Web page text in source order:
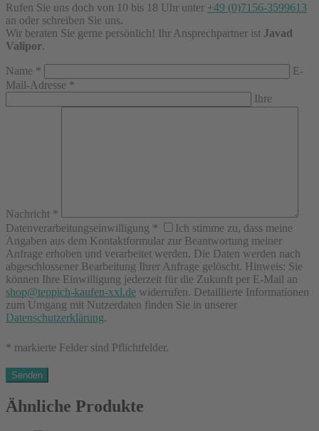
Rufen Sie uns doch von 10 bis 18 Uhr unter +49 (0)7156-3599613
an oder schreiben Sie uns.
Wir beraten Sie gerne persönlich! Ihr Ansprechpartner ist Javad
Valipor.
Name *
E-
Mail-Adresse *
Ihre
Nachricht *
Datenverarbeitungseinwilligung *
Ich stimme zu, dass meine
Angaben aus dem Kontaktformular zur Beantwortung meiner
Anfrage erhoben und verarbeitet werden. Die Daten werden nach
abgeschlossener Bearbeitung Ihrer Anfrage gelöscht. Hinweis: Sie
können Ihre Einwilligung jederzeit für die Zukunft per E-Mail an
shop@teppich-kaufen-xxl.de widerrufen. Detaillierte Informationen
zum Umgang mit Nutzerdaten finden Sie in unserer
Datenschutzerklärung.
* markierte Felder sind Pflichtfelder.
Ähnliche Produkte